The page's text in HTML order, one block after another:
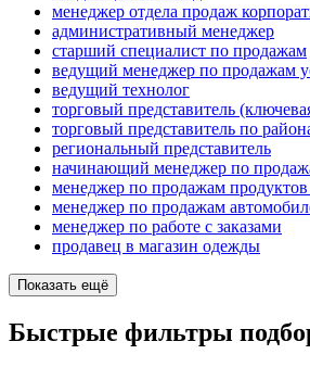
менеджер отдела продаж
административный менеджер
старший специалист по продажам
ведущий менеджер по продажам
ведущий технолог
торговый представитель
торговый представитель по
региональный представитель
начинающий менеджер по
менеджер по продажам
менеджер по продажам
менеджер по работе с заказами
продавец в магазин одежды
Показать ещё
Быстрые фильтры